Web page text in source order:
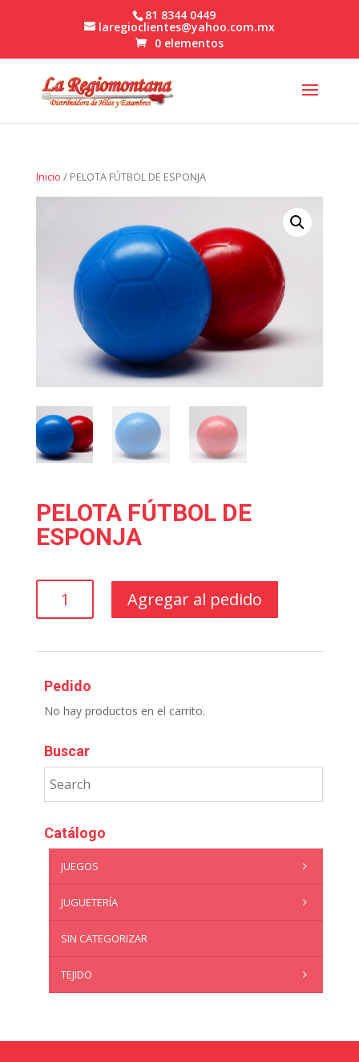
81 8344 0449
laregioclientes@yahoo.com.mx
0 elementos
Inicio / PELOTA FÚTBOL DE ESPONJA
PELOTA FÚTBOL DE
ESPONJA
FÚTBOL
Agregar al pedido
Pedido
No hay productos en el carrito.
Buscar
Catálogo
JUEGOS
JUGUETERÍA
SIN CATEGORIZAR
TEJIDO